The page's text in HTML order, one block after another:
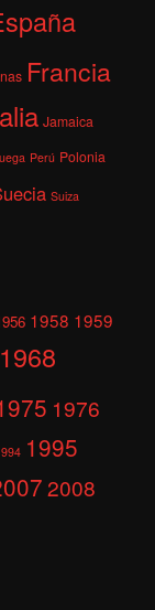
Francia
Jamaica
Perú Polonia
Suiza
1958 1959
1968
1976
1995
2008